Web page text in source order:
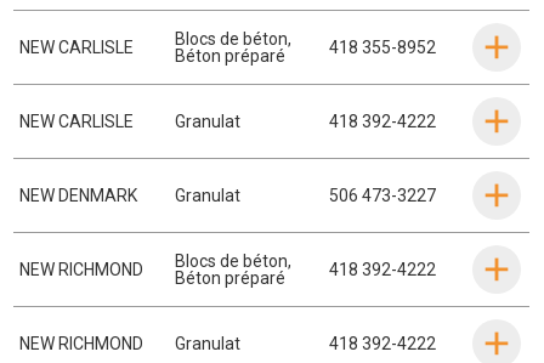
NEW CARLISLE Blocs de béton,
Béton préparé
418 355-8952
NEW CARLISLE Granulat 418 392-4222
NEW DENMARK Granulat 506 473-3227
NEW RICHMOND Blocs de béton,
Béton préparé
418 392-4222
NEW RICHMOND Granulat 418 392-4222